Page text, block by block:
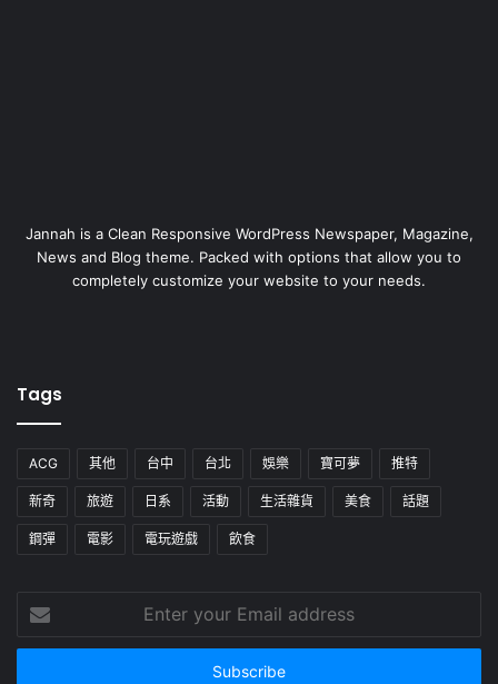
Jannah is a Clean Responsive WordPress Newspaper, Magazine,
News and Blog theme. Packed with options that allow you to
completely customize your website to your needs.
Tags
ACG 其他 台中 台北 娛樂 寶可夢 推特
新奇 旅遊 日系 活動 生活雜貨 美食 話題
鋼彈 電影 電玩遊戲 飲食
your
Email